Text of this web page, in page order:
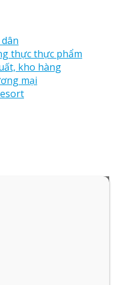
thực thực phẩm
kho hàng
mại